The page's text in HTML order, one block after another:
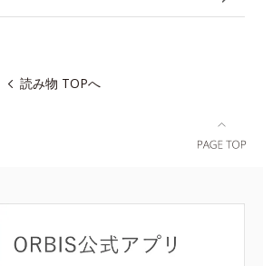
読み物 TOPへ